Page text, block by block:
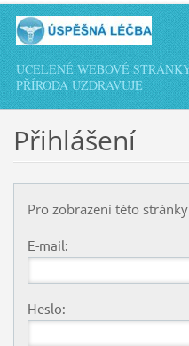
UCELENÉ WEBOVÉ
PŘÍRODA UZDRAVUJE
Přihlášení
Pro zobrazení této
E-mail:
Heslo: